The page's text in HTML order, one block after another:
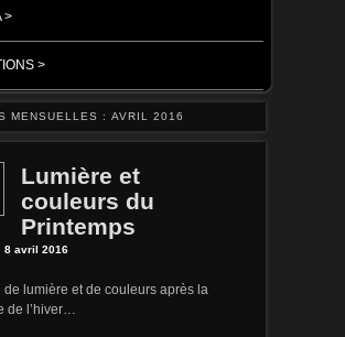
>
>
MENSUELLES : AVRIL 2016
Lumière et
couleurs du
Printemps
8 avril 2016
de lumière et de couleurs après la
de l’hiver…